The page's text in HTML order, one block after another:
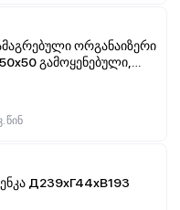
ორგანაიზერი
გამოყენებული,
წინ
Д239хГ44хВ193